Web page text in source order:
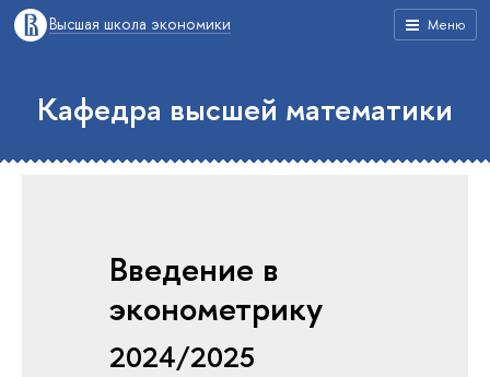
Меню
Высшая школа экономики
Кафедра высшей математики
Введение в
эконометрику
2024/2025